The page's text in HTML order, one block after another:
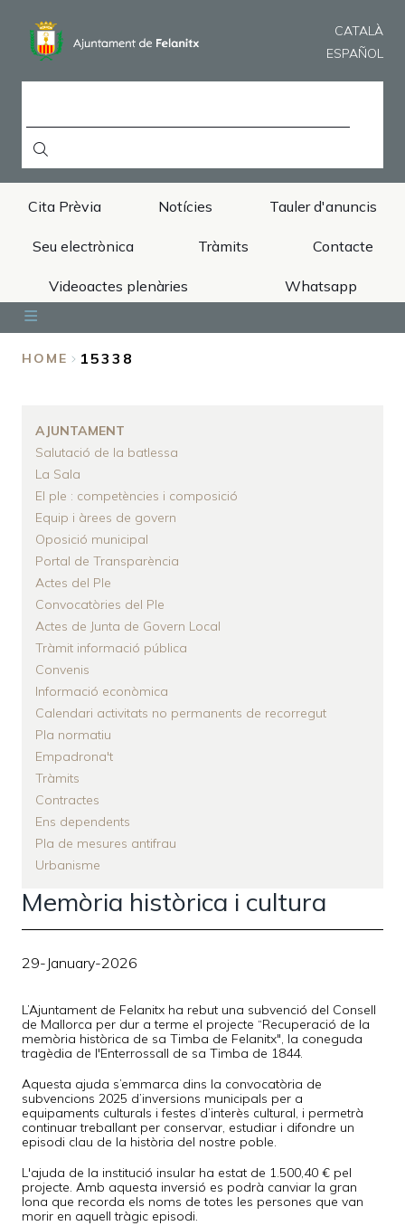
CATALÀ
ESPAÑOL
Cita Prèvia Notícies Tauler d'anuncis
Seu electrònica Tràmits Contacte
Videoactes plenàries Whatsapp
HOME 15338
AJUNTAMENT
Salutació de la batlessa
La Sala
El ple : competències i composició
Equip i àrees de govern
Oposició municipal
Portal de Transparència
Actes del Ple
Convocatòries del Ple
Actes de Junta de Govern Local
Tràmit informació pública
Convenis
Informació econòmica
Calendari activitats no permanents de recorregut
Pla normatiu
Empadrona't
Tràmits
Contractes
Ens dependents
Pla de mesures antifrau
Urbanisme
Memòria històrica i cultura
29-January-2026
L’Ajuntament de Felanitx ha rebut una subvenció del Consell
de Mallorca per dur a terme el projecte “Recuperació de la
memòria històrica de sa Timba de Felanitx", la coneguda
tragèdia de l'Enterrossall de sa Timba de 1844.
Aquesta ajuda s’emmarca dins la convocatòria de
subvencions 2025 d’inversions municipals per a
equipaments culturals i festes d’interès cultural, i permetrà
continuar treballant per conservar, estudiar i difondre un
episodi clau de la història del nostre poble.
L'ajuda de la institució insular ha estat de 1.500,40 € pel
projecte. Amb aquesta inversió es podrà canviar la gran
lona que recorda els noms de totes les persones que van
morir en aquell tràgic episodi.